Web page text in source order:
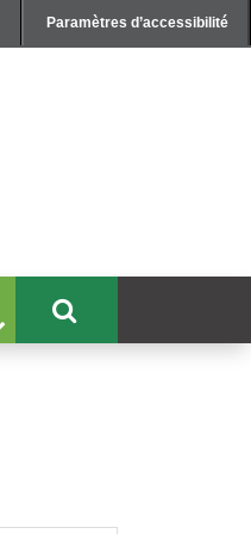
Paramètres d’accessibilité